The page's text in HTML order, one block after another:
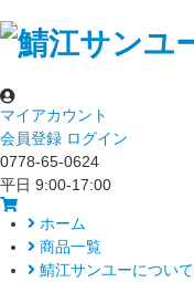
マイアカウント
会員登録 ログイン
0778-65-0624
平日 9:00-17:00
ホーム
商品一覧
鯖江サンユーについて